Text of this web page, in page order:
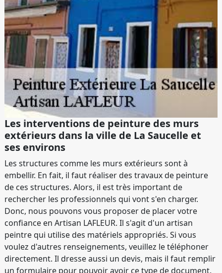
Les interventions de peinture des murs
extérieurs dans la ville de La Saucelle et
ses environs
Les structures comme les murs extérieurs sont à
embellir. En fait, il faut réaliser des travaux de peinture
de ces structures. Alors, il est très important de
rechercher les professionnels qui vont s'en charger.
Donc, nous pouvons vous proposer de placer votre
confiance en Artisan LAFLEUR. Il s'agit d'un artisan
peintre qui utilise des matériels appropriés. Si vous
voulez d'autres renseignements, veuillez le téléphoner
directement. Il dresse aussi un devis, mais il faut remplir
un formulaire pour pouvoir avoir ce type de document.